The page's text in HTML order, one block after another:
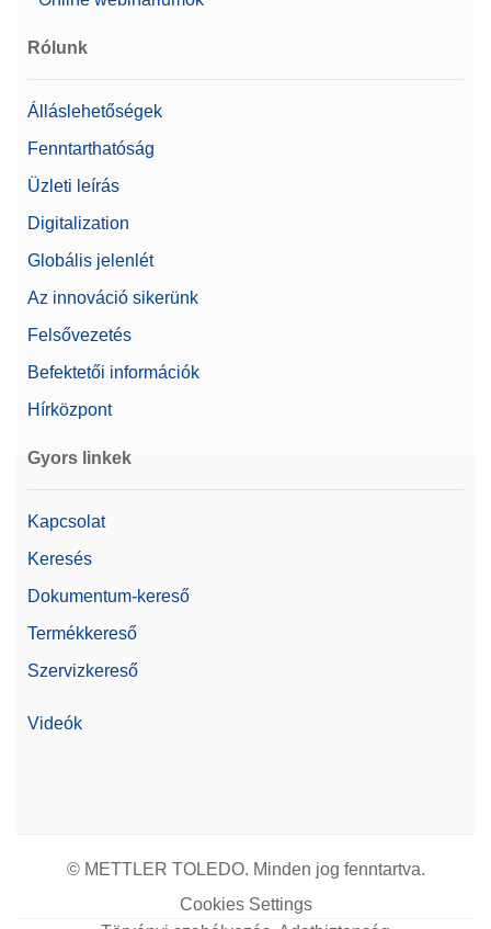
Rólunk
Álláslehetőségek
Fenntarthatóság
Üzleti leírás
Digitalization
Globális jelenlét
Az innováció sikerünk
Felsővezetés
Befektetői információk
Hírközpont
Gyors linkek
Kapcsolat
Keresés
Dokumentum-kereső
Termékkereső
Szervizkereső
Videók
© METTLER TOLEDO. Minden jog fenntartva.
Cookies Settings